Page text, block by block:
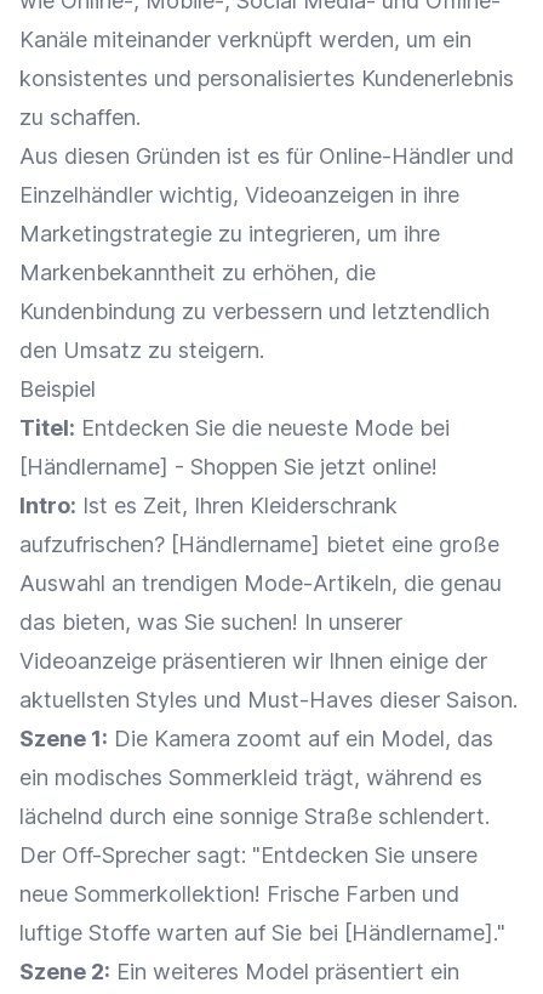
Kanäle miteinander verknüpft werden, um ein
konsistentes und personalisiertes Kundenerlebnis
zu schaffen.
Aus diesen Gründen ist es für Online-Händler und
Einzelhändler wichtig, Videoanzeigen in ihre
Marketingstrategie zu integrieren, um ihre
Markenbekanntheit zu erhöhen, die
Kundenbindung zu verbessern und letztendlich
den Umsatz zu steigern.
Beispiel
Titel: Entdecken Sie die neueste Mode bei
[Händlername] - Shoppen Sie jetzt online!
Intro: Ist es Zeit, Ihren Kleiderschrank
aufzufrischen? [Händlername] bietet eine große
Auswahl an trendigen Mode-Artikeln, die genau
das bieten, was Sie suchen! In unserer
Videoanzeige präsentieren wir Ihnen einige der
aktuellsten Styles und Must-Haves dieser Saison.
Szene 1: Die Kamera zoomt auf ein Model, das
ein modisches Sommerkleid trägt, während es
lächelnd durch eine sonnige Straße schlendert.
Der Off-Sprecher sagt: "Entdecken Sie unsere
neue Sommerkollektion! Frische Farben und
luftige Stoffe warten auf Sie bei [Händlername]."
Szene 2: Ein weiteres Model präsentiert ein